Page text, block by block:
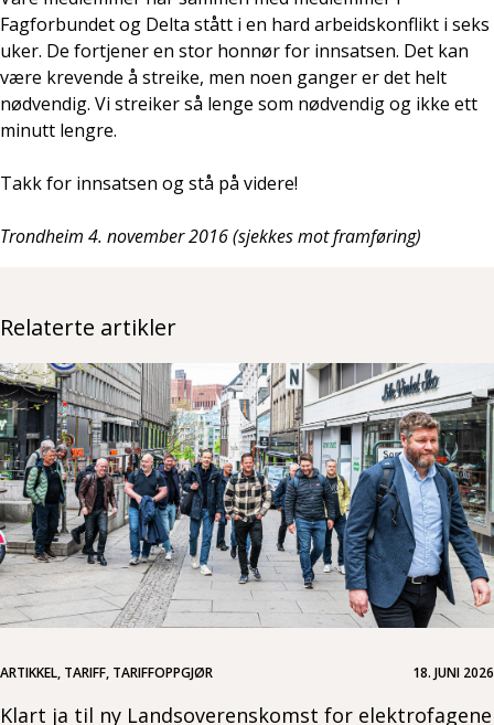
Fagforbundet og Delta stått i en hard arbeidskonflikt i seks
uker. De fortjener en stor honnør for innsatsen. Det kan
være krevende å streike, men noen ganger er det helt
nødvendig. Vi streiker så lenge som nødvendig og ikke ett
minutt lengre.
Takk for innsatsen og stå på videre!
Trondheim 4. november 2016 (sjekkes mot framføring)
Relaterte artikler
ARTIKKEL, TARIFF, TARIFFOPPGJØR 18. JUNI 2026
Klart ja til ny Landsoverenskomst for elektrofagene